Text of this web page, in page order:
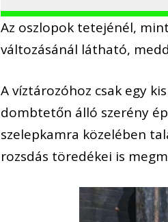
Az oszlopok tetejénél,
változásánál látható,
A víztározóhoz csak egy
dombtetőn álló szerény
szelepkamra közelében
rozsdás töredékei is